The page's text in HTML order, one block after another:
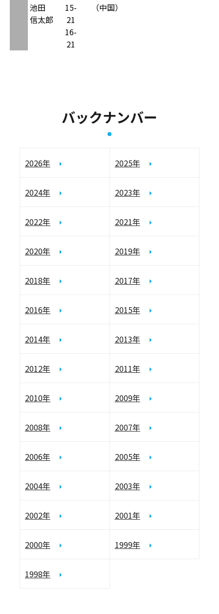
池田
信太郎
15-
21
16-
21
（中国）
バックナンバー
2026年 2025年
2024年 2023年
2022年 2021年
2020年 2019年
2018年 2017年
2016年 2015年
2014年 2013年
2012年 2011年
2010年 2009年
2008年 2007年
2006年 2005年
2004年 2003年
2002年 2001年
2000年 1999年
1998年